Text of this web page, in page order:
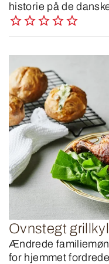
historie på de
Ovnstegt
Ændrede
for hjemmet